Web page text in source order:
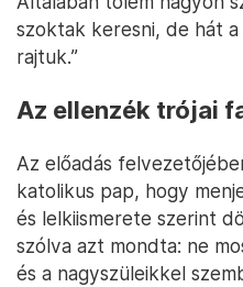
szoktak keresni, de hát
rajtuk.”
Az ellenzék trójai
Az előadás
katolikus pap, hogy
és lelkiismerete szerint
szólva azt mondta: ne
és a nagyszüleikkel